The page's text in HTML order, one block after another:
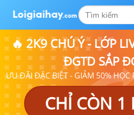
🔥 2K9 CHÚ Ý - LỚP
ĐGTD SẮP
ƯU ĐÃI ĐẶC BIỆT - GIẢM 50% HỌC
CHỈ CÒN 1